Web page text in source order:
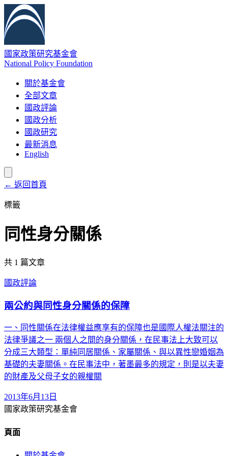
國家政策研究基金會
National Policy Foundation
關於基金會
全部文章
國政評論
國政分析
國政研究
最新消息
English
← 返回首頁
標籤
同性身分關係
共 1 篇文章
國政評論
兩公約與同性身分關係的保障
一、同性關係在法律權益應享有的保障也是國際人權法關注的
法律爭議之一 兩個人之間的身分關係，在民事法上大致可以
分成三大類型：單純同居關係、家屬關係、與以異性戀婚姻為
基礎的夫妻關係。在民事法中，著墨最多的規定，則是以夫妻
的財產及父母子女的親權關
2013年6月13日
國家政策研究基金會
頁面